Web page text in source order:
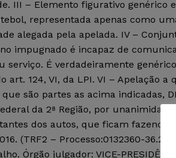
III – Elemento figurativo genérico
representada apenas como
alegada pela apelada. IV –
impugnado é incapaz de
serviço. É verdadeiramente
art. 124, VI, da LPI. VI – Apelação a
são partes as acima indicadas,
da 2ª Região, por
dos autos, que ficam fazendo
(TRF2 – Processo:0132360-
Órgão julgador: VICE-